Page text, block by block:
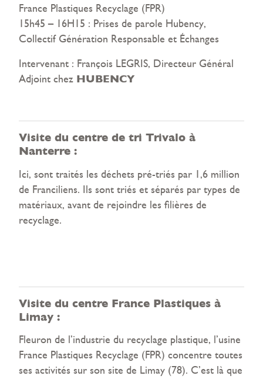
France Plastiques Recyclage (FPR)
15h45 – 16H15 : Prises de parole Hubency,
Collectif Génération Responsable et Échanges
Intervenant : François LEGRIS, Directeur Général
Adjoint chez HUBENCY
Visite du centre de tri Trivalo à
Nanterre :
Ici, sont traités les déchets pré-triés par 1,6 million
de Franciliens. Ils sont triés et séparés par types de
matériaux, avant de rejoindre les filières de
recyclage.
Visite du centre France Plastiques à
Limay :
Fleuron de l’industrie du recyclage plastique, l’usine
France Plastiques Recyclage (FPR) concentre toutes
ses activités sur son site de Limay (78). C’est là que